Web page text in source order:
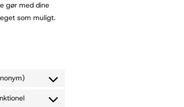
gør med dine
som muligt.